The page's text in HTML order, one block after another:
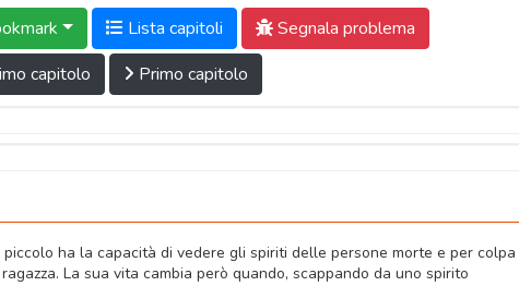
Lista capitoli
Segnala problema
capitolo
Primo capitolo
ha la capacità di vedere gli spiriti delle persone morte e per colpa
La sua vita cambia però quando, scappando da uno spirito